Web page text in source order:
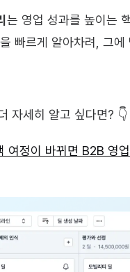
는 영업 성과를 높이는
빠르게 알아차려, 그
자세히 알고 싶다면? 👇
여정이 바뀌면 B2B